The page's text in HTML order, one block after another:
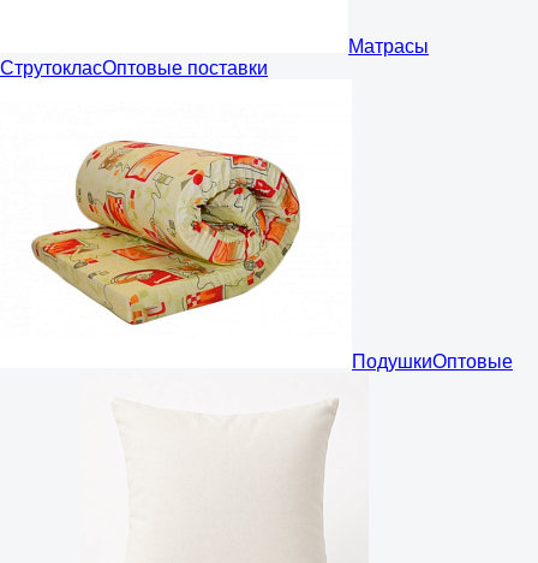
Матрасы
СтрутокласОптовые поставки
ПодушкиОптовые